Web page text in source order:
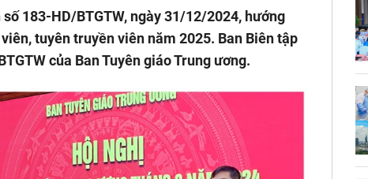
183-HD/BTGTW, ngày 31/12/2024, hướng
tuyên truyền viên năm 2025. Ban Biên tập
của Ban Tuyên giáo Trung ương.